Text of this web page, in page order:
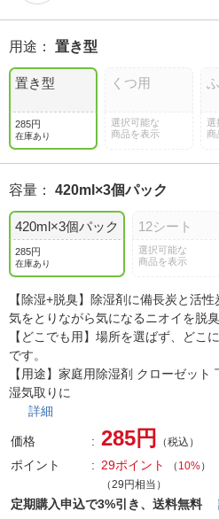
用途 ： 置き型
置き型
285円
在庫あり
くつ用
選択可能な
商品を表示
選
商
容量 ： 420ml×3個パック
420ml×3個パック
285円
在庫あり
12シート
選択可能な
商品を表示
【除湿+脱臭】除湿剤に備長炭と活
気をとりながら気になるニオイを脱臭
【どこでも用】場所を選ばず、どこ
です。
【用途】家庭用除湿剤 クローゼッ
湿気取りに
詳細
価格 285円 （税込）
ポイント 29ポイント （ 10%）
（29円相当）
定期購入申込で3%引き、送料無料